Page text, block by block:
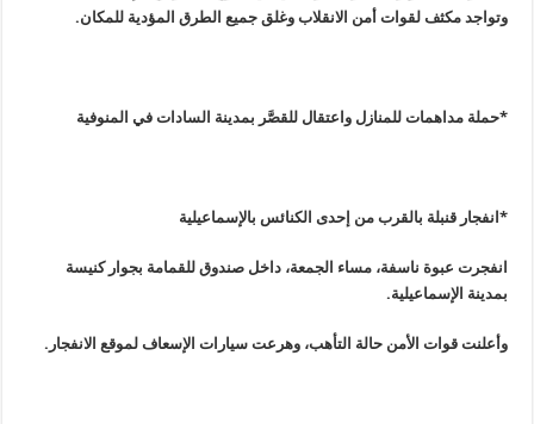
وتواجد مكثف لقوات أمن الانقلاب وغلق جميع الطرق المؤدية للمكان.
*حملة مداهمات للمنازل واعتقال للقصَّر بمدينة السادات في ‫‏المنوفية
*انفجار قنبلة بالقرب من إحدى الكنائس بالإسماعيلية
انفجرت عبوة ناسفة، مساء الجمعة، داخل صندوق للقمامة بجوار كنيسة
بمدينة الإسماعيلية.
وأعلنت قوات الأمن حالة التأهب، وهرعت سيارات الإسعاف لموقع الانفجار .